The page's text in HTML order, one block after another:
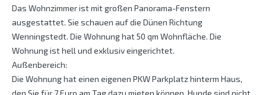
Das Wohnzimmer ist mit großen Panorama-Fenstern
ausgestattet. Sie schauen auf die Dünen Richtung
Wenningstedt. Die Wohnung hat 50 qm Wohnfläche. Die
Wohnung ist hell und exklusiv eingerichtet.
Außenbereich:
Die Wohnung hat einen eigenen PKW Parkplatz hinterm Haus,
den Sie für 7 Euro am Tag dazu mieten können. Hunde sind nicht